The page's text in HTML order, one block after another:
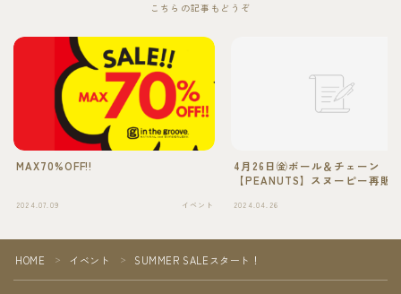
こちらの記事もどうぞ
MAX70%OFF!!
2024.07.09 イベント
4月26日㈮ボール＆チェーン
【PEANUTS】スヌーピー再販
2024.04.26
HOME ＞ イベント ＞ SUMMER SALEスタート！